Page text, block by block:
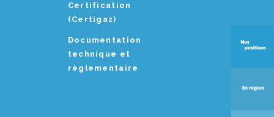
Certification
(Certigaz)
Documentation
technique et
règlementaire